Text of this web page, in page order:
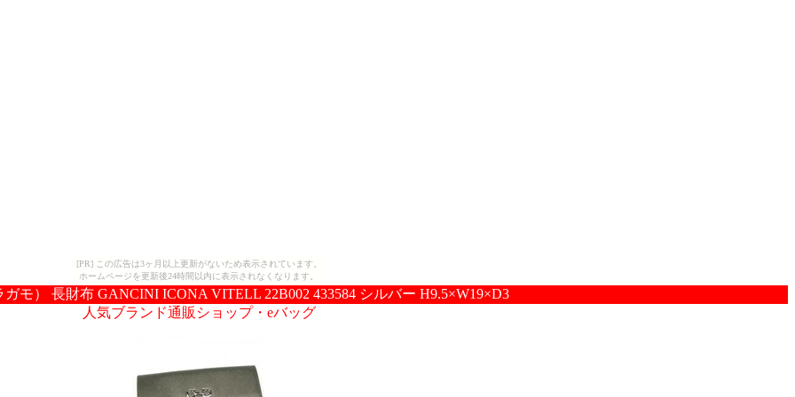
[PR] この広告は3ヶ月以上更新がないため表示されています。
ホームページを更新後24時間以内に表示されなくなります。
ガモ） 長財布 GANCINI ICONA VITELL 22B002 433584 シルバー H9.5×W19×D3
人気ブランド通販ショップ・eバッグ